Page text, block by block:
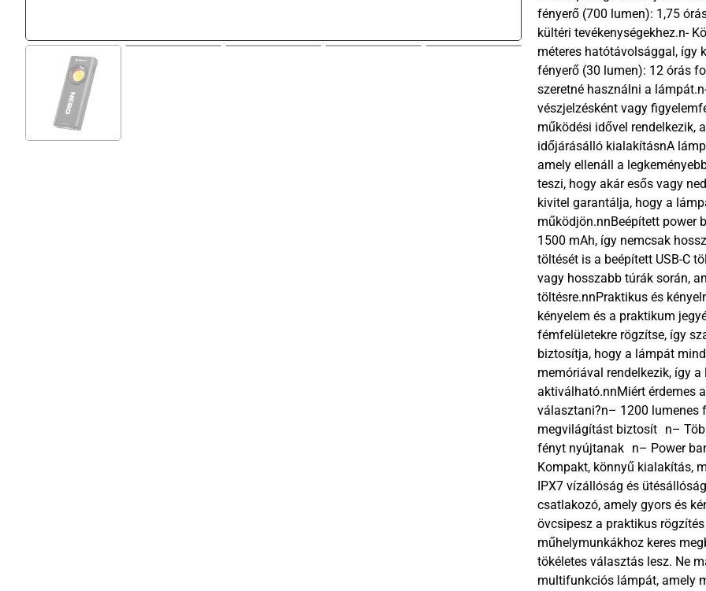
fényerő (700 lumen): 1,75
kültéri tevékenységekhez.n-
méteres hatótávolsággal, így
fényerő (30 lumen): 12 órás
szeretné használni a
vészjelzésként vagy
működési idővel rendelkezik,
időjárásálló kialakításnA
amely ellenáll a
teszi, hogy akár esős vagy
kivitel garantálja, hogy a
működjön.nnBeépített power
1500 mAh, így nemcsak
töltését is a beépített USB-C
vagy hosszabb túrák során,
töltésre.nnPraktikus és
kényelem és a praktikum
fémfelületekre rögzítse, így
biztosítja, hogy a lámpát
memóriával rendelkezik, így
aktiválható.nnMiért érdemes
választani?n– 1200 lumenes
megvilágítást biztosít n–
fényt nyújtanak n– Power
Kompakt, könnyű kialakítás,
IPX7 vízállóság és
csatlakozó, amely gyors és
övcsipesz a praktikus
műhelymunkákhoz keres
tökéletes választás lesz. Ne
multifunkciós lámpát, amely